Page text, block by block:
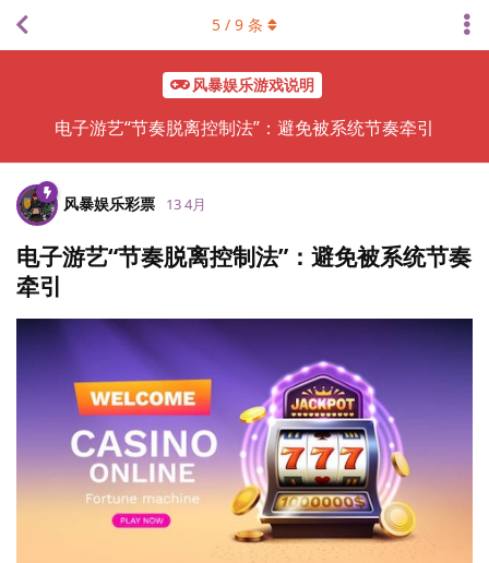
风暴娱乐游戏说明
电子游艺“节奏脱离控制法”：避免被系统节奏牵引
5 / 9 条
风暴娱乐彩票 13 4月
电子游艺“节奏脱离控制法”：避免被系统节奏
牵引